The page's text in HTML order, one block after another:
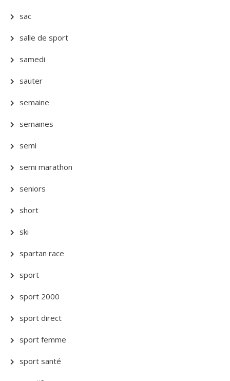
sac
salle de sport
samedi
sauter
semaine
semaines
semi
semi marathon
seniors
short
ski
spartan race
sport
sport 2000
sport direct
sport femme
sport santé